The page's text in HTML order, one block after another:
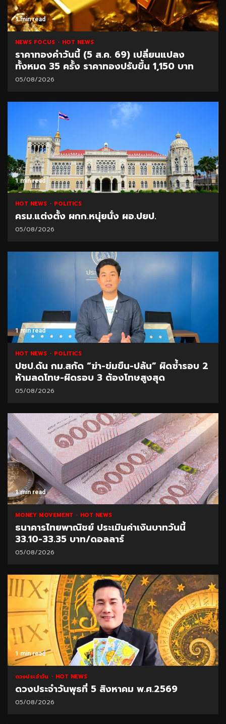
1 min read
NEWS FOCUS HOT NEWS
ราคาทองคำวันนี้ (5 ส.ค. 69) เปลี่ยนแปลง
ทั้งหมด 35 ครั้ง ราคาทองปรับขึ้น 1,150 บาท
05/08/2026
1 min read
HOT NEWS POLITICS
ครม.แต่งตั้ง ผกก.หนุ่ยนั่ง ผอ.ปยป.
05/08/2026
1 min read
HOT NEWS POLITICS
ปชป.ดัน กม.สกัด “ฆ่า-ข่มขืน-ปล้น” ผิดซ้ำรอบ 2
ห้ามลดโทษ-ผิดรอบ 3 ต้องโทษสูงสุด
05/08/2026
1 min read
MONEY MOVEMENT HOT NEWS
ธนาคารไทยพาณิชย์ ประเมินค่าเงินบาทวันนี้
33.10-33.35 บาท/ดอลลาร์
05/08/2026
1 min read
ดวงประจำวัน HOT NEWS
ดวงประจำวันพุธที่ 5 สิงหาคม พ.ศ.2569
05/08/2026